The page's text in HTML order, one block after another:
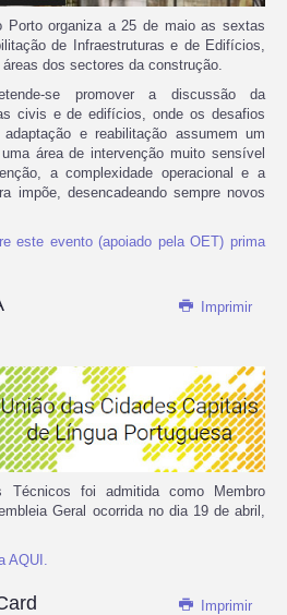
Porto organiza a 25 de maio as sextas
de Infraestruturas e de Edifícios,
dos sectores da construção.
se promover a discussão da
civis e de edifícios, onde os desafios
e reabilitação assumem um
área de intervenção muito sensível
a complexidade operacional e a
impõe, desencadeando sempre novos
este evento (apoiado pela OET) prima
Imprimir
Técnicos foi admitida como Membro
Geral ocorrida no dia 19 de abril,
AQUI.
Imprimir